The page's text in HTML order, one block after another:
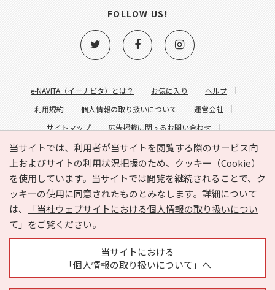
当サイトでは、利用者が当サイトを閲覧する際のサービス向
上およびサイトの利用状況把握のため、クッキー（Cookie）
を使用しています。当サイトでは閲覧を継続されることで、ク
ッキーの使用に同意されたものとみなします。詳細について
は、
「当社ウェブサイトにおける個人情報の取り扱いについ
て」 をご覧ください。
当サイトにおける
「個人情報の取り扱いについて」へ
e-NAVITA（イーナビタ）とは？ お気に入り
ヘルプ
利用規約
個人情報の取り扱いについて
運営会社
サイトマップ
広告掲載に関するお問い合わせ
サイトの内容に関するお問い合わせ
FOLLOW US!
Copyright © HYOJITO.Co.,Ltd. All Rights Reserved.